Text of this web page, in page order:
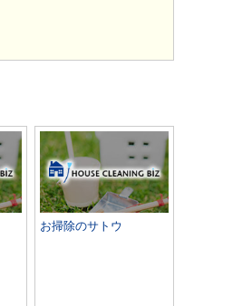
お掃除のサトウ